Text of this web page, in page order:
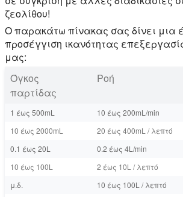
ζεολίθου!
Ο παρακάτω πίνακας σας δίνει μια
προσέγγιση ικανότητας
μας:
Όγκος
παρτίδας
Ροή
1 έως 500mL 10 έως 200mL/min
10 έως 2000mL
20 έως 400mL / λεπτό
0.1 έως 20L
0.2 έως 4L/min
10 έως 100L
2 έως 10L / λεπτό
μ.δ.
10 έως 100L / λεπτό